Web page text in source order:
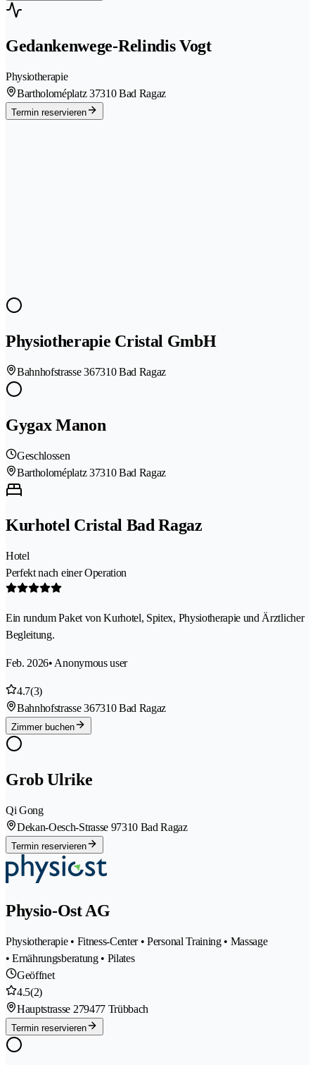
Gedankenwege-Relindis Vogt
Physiotherapie
Bartholoméplatz 37310 Bad Ragaz
Termin reservieren
Physiotherapie Cristal GmbH
Bahnhofstrasse 367310 Bad Ragaz
Gygax Manon
Geschlossen
Bartholoméplatz 37310 Bad Ragaz
Kurhotel Cristal Bad Ragaz
Hotel
Perfekt nach einer Operation
Ein rundum Paket von Kurhotel, Spitex, Physiotherapie und Ärztlicher
Begleitung.
Feb. 2026• Anonymous user
4.7(3)
Bahnhofstrasse 367310 Bad Ragaz
Zimmer buchen
Grob Ulrike
Qi Gong
Dekan-Oesch-Strasse 97310 Bad Ragaz
Termin reservieren
Physio-Ost AG
Physiotherapie • Fitness-Center • Personal Training • Massage
• Ernährungsberatung • Pilates
Geöffnet
4.5(2)
Hauptstrasse 279477 Trübbach
Termin reservieren